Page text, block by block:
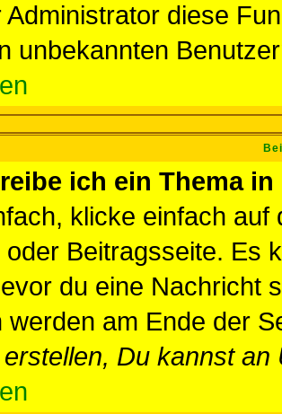
Administrator diese
unbekannten
ich ein Thema
klicke einfach
oder Beitragsseite. Es
du eine Nachricht
werden am Ende der
Du kannst